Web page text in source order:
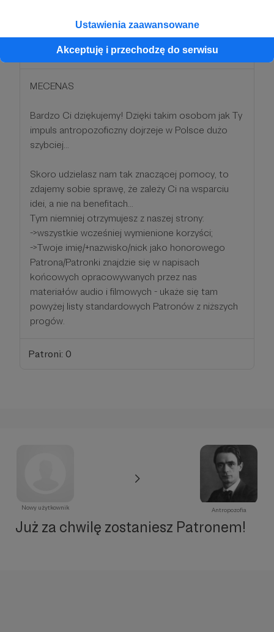
Ustawienia zaawansowane
Akceptuję i przechodzę do serwisu
250 zł miesięcznie
MECENAS
Bardzo Ci dziękujemy! Dzięki takim osobom jak Ty
impuls antropozoficzny dojrzeje w Polsce dużo
szybciej...
Skoro udzielasz nam tak znaczącej pomocy, to
zdajemy sobie sprawę, że zależy Ci na wsparciu
idei, a nie na benefitach...
Tym niemniej otrzymujesz z naszej strony:
->wszystkie wcześniej wymienione korzyści;
->Twoje imię/+nazwisko/nick jako honorowego
Patrona/Patronki znajdzie się w napisach
końcowych opracowywanych przez nas
materiałów audio i filmowych - ukaże się tam
powyżej listy standardowych Patronów z niższych
progów.
Patroni: 0
Nowy użytkownik Antropozofia
Już za chwilę zostaniesz Patronem!